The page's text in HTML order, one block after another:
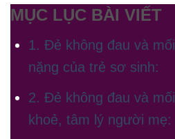
MỤC LỤC BÀI VIẾT
1. Đẻ không đau và
nặng của trẻ sơ sinh:
2. Đẻ không đau và
khoẻ, tâm lý người mẹ: